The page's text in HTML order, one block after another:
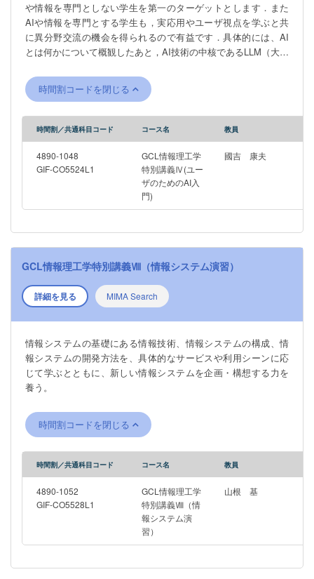
や情報を専門としない学生を第一のターゲットとします．また
AIや情報を専門とする学生も，実応用やユーザ視点を学ぶと共
に異分野交流の機会を得られるので有益です．具体的には、AI
とは何かについて概観したあと，AI技術の中核であるLLM（大規
社会・法・理・医・工・農などの分野において、どのように実
装し活用されているかを、各分野の専門家から学びます。ま
先端なツールの活用・評価などを行う課題発表やディスカッシ
ョンも行います。これらの講義と実践の内容は，人文社会系等
の学生でも抵抗なく取り組めるよう，教養課程を越える数理・
情報・プログラミング等の知識・経験は前提としません．
Thanks to the astonishing advancement of technologies relating
to deep learning and big data, artificial intelligence (AI) is
reshaping many aspects of the society. This course will deliver
technologies better and, hopefully, to utilize them for his/her own
tasks. This course is targeting on students from departments in
literature, social science, agriculture, medical science et al.,
without requiring expertise in informatics and AI. In spite of that,
people beyond informatics through this course. Specifically, after
brief introductions of AI’s history and advancement in the deep
learning era, invited experts in law, social science, agriculture,
robotics, et al., will introduce the latest applications of AI in a
products, all students in this lecture are encouraged to
experience recent off-the-shelf AI tools, like ChatGPT and
Geimini, without heavy programming loads.
時間割コードを閉じる
時間割／共通科目コード コース名 教員
4890-1048
GIF-CO5524L1
GCL情報理工学
特別講義Ⅳ(ユー
ザのためのAI入
門)
國吉 康夫
GCL情報理工学特別講義Ⅷ（情報システム演習）
詳細を見る MIMA Search
情報システムの基礎にある情報技術、情報システムの構成、情
報システムの開発方法を、具体的なサービスや利用シーンに応
じて学ぶとともに、新しい情報システムを企画・構想する力を
養う。
時間割コードを閉じる
時間割／共通科目コード コース名 教員
4890-1052
GIF-CO5528L1
GCL情報理工学
特別講義Ⅷ（情
報システム演
習）
山根 基